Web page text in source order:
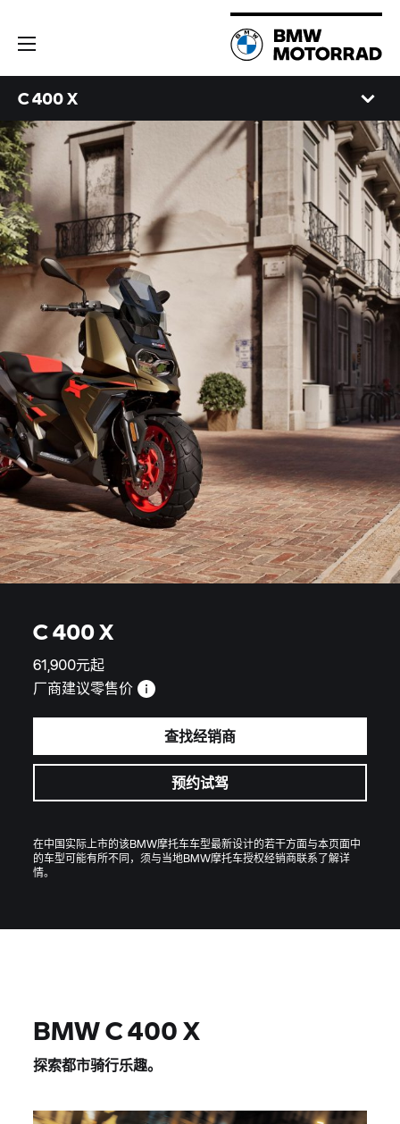
C 400 X
C 400 X
61,900元起
厂商建议零售价
查找经销商
预约试驾
在中国实际上市的该BMW摩托车车型最新设计的若干方面与本页面中
的车型可能有所不同，须与当地BMW摩托车授权经销商联系了解详
情。
BMW C 400 X
探索都市骑行乐趣。